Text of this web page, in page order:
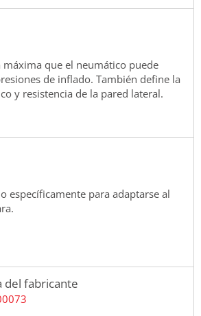
máxima que el neumático puede
de inflado. También define la
y resistencia de la pared lateral.
específicamente para adaptarse al
del fabricante